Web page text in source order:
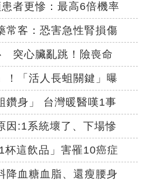
者更慘：最高6倍機率
常客：恐害急性腎損傷
突心臟亂跳！險喪命
！「活人長蛆關鍵」曝
鑽身」 台灣暖醫嘆1事
因:1系統壞了、下場慘
杯這飲品」害罹10癌症
降血糖血脂、還瘦腰身